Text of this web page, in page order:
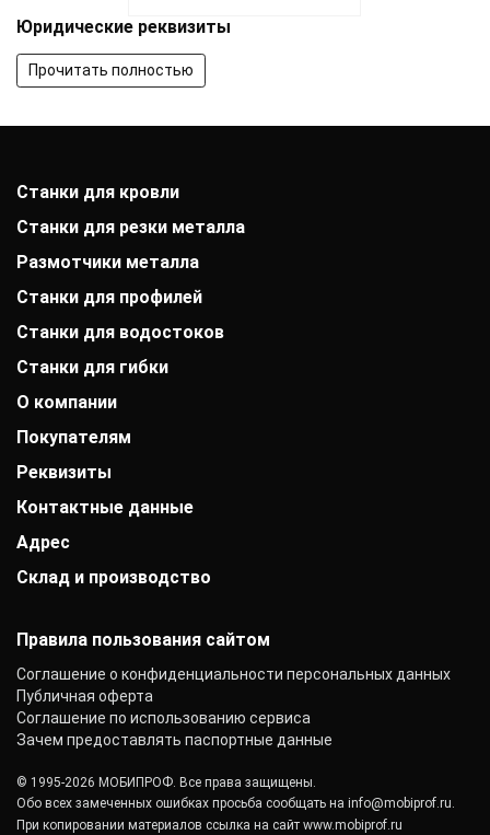
Юридические реквизиты
Прочитать полностью
Станки для кровли
Станки для резки металла
Размотчики металла
Станки для профилей
Станки для водостоков
Станки для гибки
О компании
История компании
Выставки
Заказчики
Вакансии
Контакты
Покупателям
Оплата
Гарантии
Акции
Статьи
Реквизиты
АО «Райффайзенбанк»
Р/с: 40702810000000001118
К/с: 30101810200000000700
ОКПО: 40276717
Контактные данные
+7 (800) 333-41-10
info@mobiprof.ru
Пн.-Пт.: с 9:00 до 17:00
Адрес
г. Хабаровск, Автономная улица, 5Ас2
Склад и производство
Правила пользования сайтом
Соглашение о конфиденциальности персональных данных
Публичная оферта
Соглашение по использованию сервиса
Зачем предоставлять паспортные данные
© 1995-2026 МОБИПРОФ. Все права защищены.
Обо всех замеченных ошибках просьба сообщать на info@mobiprof.ru.
При копировании материалов ссылка на сайт www.mobiprof.ru